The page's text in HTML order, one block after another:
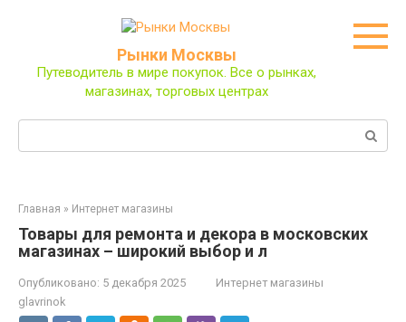
Рынки Москвы
Путеводитель в мире покупок. Все о рынках,
магазинах, торговых центрах
Главная » Интернет магазины
Товары для ремонта и декора в московских
магазинах – широкий выбор и л
Опубликовано: 5 декабря 2025
Интернет магазины
glavrinok